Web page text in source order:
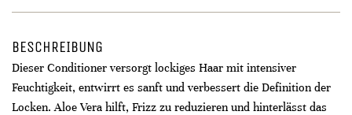
BESCHREIBUNG
Dieser Conditioner versorgt lockiges Haar mit intensiver
Feuchtigkeit, entwirrt es sanft und verbessert die Definition der
Locken. Aloe Vera hilft, Frizz zu reduzieren und hinterlässt das